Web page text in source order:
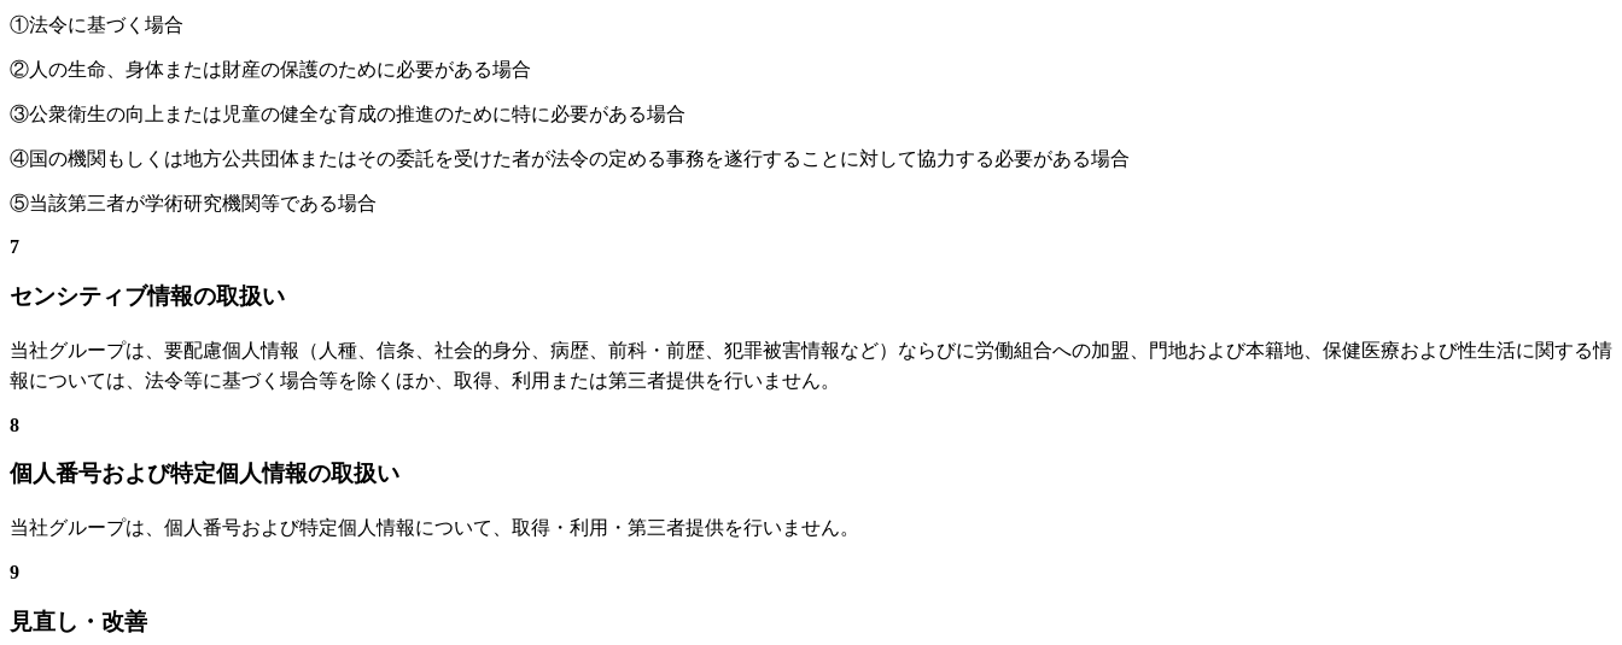
①法令に基づく場合
②人の生命、身体または財産の保護のために必要がある場合
③公衆衛生の向上または児童の健全な育成の推進のために特に必要がある場合
④国の機関もしくは地方公共団体またはその委託を受けた者が法令の定める事務を遂行することに対して協力する必要がある場合
⑤当該第三者が学術研究機関等である場合
7
センシティブ情報の取扱い
当社グループは、要配慮個人情報（人種、信条、社会的身分、病歴、前科・前歴、犯罪被害情報など）ならびに労働組合への加盟、門地および本籍地、保健医療および性生活に関する情
報については、法令等に基づく場合等を除くほか、取得、利用または第三者提供を行いません。
8
個人番号および特定個人情報の取扱い
当社グループは、個人番号および特定個人情報について、取得・利用・第三者提供を行いません。
9
見直し・改善